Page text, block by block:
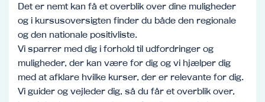
Det er nemt kan få et overblik over dine muligheder
og i kursusoversigten finder du både den regionale
og den nationale positivliste.
Vi sparrer med dig i forhold til udfordringer og
muligheder, der kan være for dig og vi hjælper dig
med at afklare hvilke kurser, der er relevante for dig.
Vi guider og vejleder dig, så du får et overblik over,